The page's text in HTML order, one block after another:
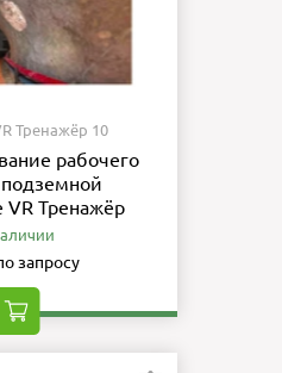
Тренажёр 10
рабочего
подземной
VR Тренажёр
запросу